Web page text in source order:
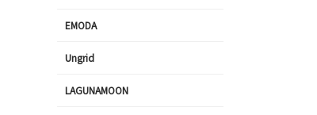
EMODA
Ungrid
LAGUNAMOON